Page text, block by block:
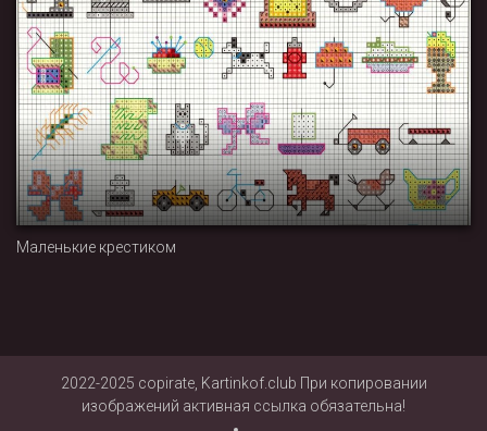
Маленькие крестиком
2022-2025 copirate, Kartinkof.club При копировании
изображений активная ссылка обязательна!